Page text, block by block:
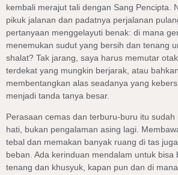
kembali merajut tali dengan Sang Pencipta.
pikuk jalanan dan padatnya perjalanan
pertanyaan menggelayuti benak: di mana
menemukan sudut yang bersih dan tenang
shalat? Tak jarang, saya harus memutar
terdekat yang mungkin berjarak, atau
membentangkan alas seadanya yang
menjadi tanda tanya besar.
Perasaan cemas dan terburu-buru itu sudah
hati, bukan pengalaman asing lagi.
tebal dan memakan banyak ruang di tas
beban. Ada kerinduan mendalam untuk bisa
tenang dan khusyuk, kapan pun dan di